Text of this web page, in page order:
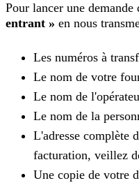
Pour lancer une
entrant » en nous
Les numéros à
Le nom de votre
Le nom de
Le nom de la
L'adresse complète
facturation, veillez
Une copie de votre